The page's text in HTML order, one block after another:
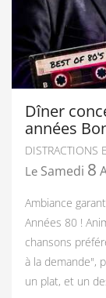
Dîner
années
DISTRACTIONS
Le Samedi 8
Ambiance
Années 80 !
chansons
à la demande",
un plat, et un